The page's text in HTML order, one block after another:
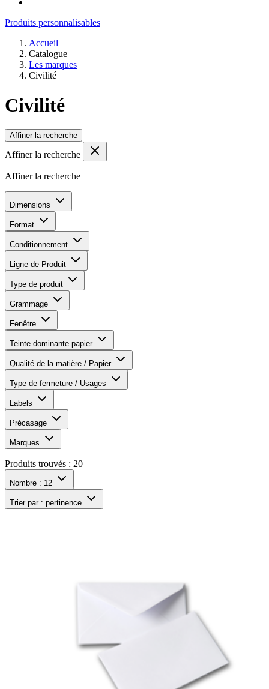
Produits personnalisables
Accueil
Catalogue
Les marques
Civilité
Civilité
Affiner la recherche
Affiner la recherche
Affiner la recherche
Dimensions
Format
Conditionnement
Ligne de Produit
Type de produit
Grammage
Fenêtre
Teinte dominante papier
Qualité de la matière / Papier
Type de fermeture / Usages
Labels
Précasage
Marques
Produits trouvés : 20
Nombre : 12
Trier par : pertinence